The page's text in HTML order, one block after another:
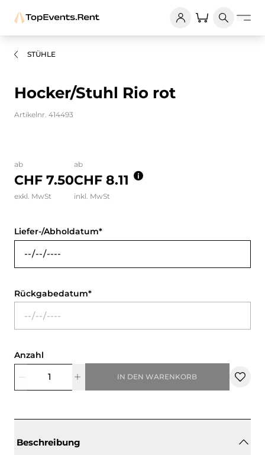
STÜHLE
Hocker/Stuhl Rio rot
Artikelnr. 414493
ab
CHF 7.50
exkl. MwSt
ab
CHF 8.11
inkl. MwSt
Liefer-/Abholdatum
Rückgabedatum
Anzahl
IN DEN WARENKORB
Beschreibung